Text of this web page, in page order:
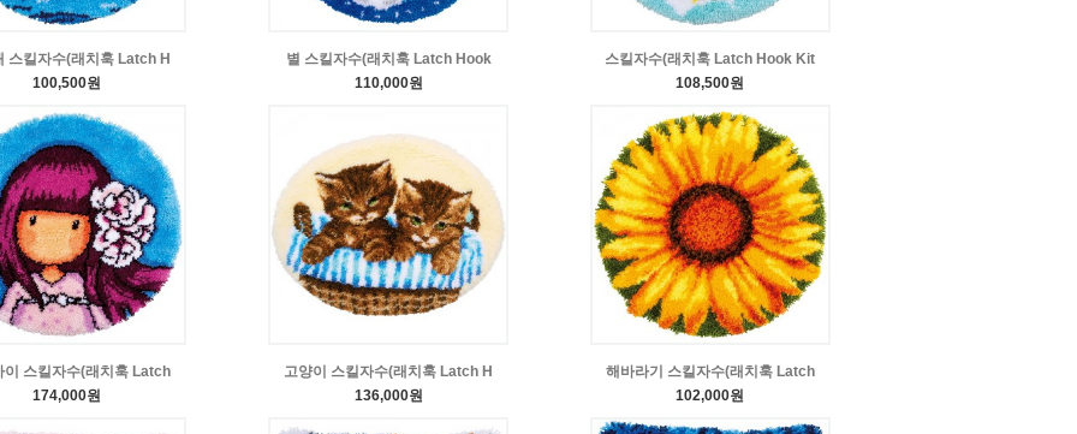
스킬자수(래치훅 Latch H
100,500원
별 스킬자수(래치훅 Latch Hook
110,000원
스킬자수(래치훅 Latch Hook Kit
108,500원
이 스킬자수(래치훅 Latch
174,000원
고양이 스킬자수(래치훅 Latch H
136,000원
해바라기 스킬자수(래치훅 Latch
102,000원